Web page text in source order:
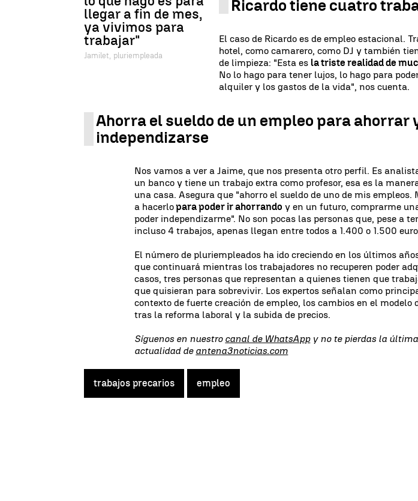
llegar a fin de mes,
ya vivimos para
trabajar"
Jamilet, pluriempleada
Ricardo tiene cuatro
El caso de Ricardo es de empleo estacional.
hotel, como camarero, como DJ y también
de limpieza: "Esta es la triste realidad de
No lo hago para tener lujos, lo hago para
alquiler y los gastos de la vida", nos cuenta.
Ahorra el sueldo de un empleo para ahorrar
independizarse
Nos vamos a ver a Jaime, que nos presenta otro perfil. Es
un banco y tiene un trabajo extra como profesor, esa es la
una casa. Asegura que "ahorro el sueldo de uno de mis empleos.
a hacerlopara poder ir ahorrando y en un futuro, comprarme
poder independizarme". No son pocas las personas que, pese a
incluso 4 trabajos, apenas llegan entre todos a 1.400 o 1.500
El número de pluriempleados ha ido creciendo en los últimos
que continuará mientras los trabajadores no recuperen poder
casos, tres personas que representan a quienes tienen que
que quisieran para sobrevivir. Los expertos señalan como
contexto de fuerte creación de empleo, los cambios en el modelo
tras la reforma laboral y la subida de precios.
Síguenos en nuestro canal de WhatsAppy no te pierdas la
actualidad de antena3noticias.com
trabajos precarios empleo